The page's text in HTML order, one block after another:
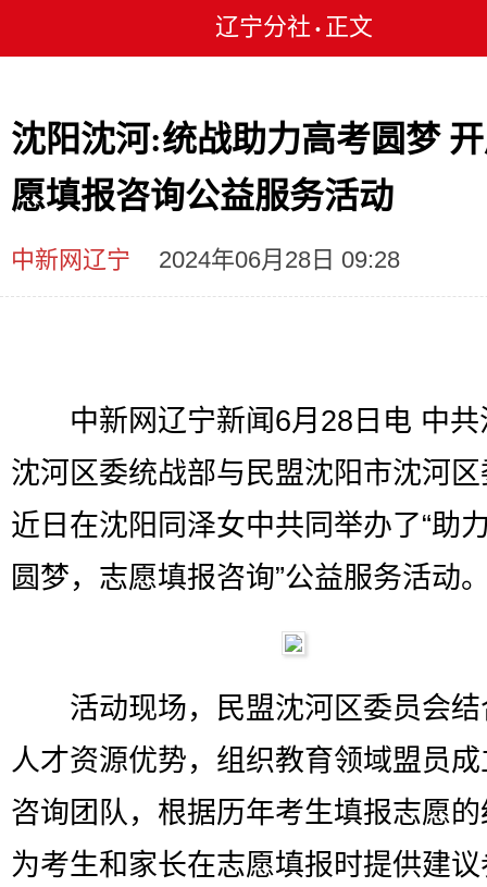
辽宁分社 • 正文
沈阳沈河:统战助力高考圆梦
愿填报咨询公益服务活动
中新网辽宁 2024年06月28日 09:28
中新网辽宁新闻6月28日电 中共
沈河区委统战部与民盟沈阳市沈河
近日在沈阳同泽女中共同举办了“助
圆梦，志愿填报咨询”公益服务活动
活动现场，民盟沈河区委员会结
人才资源优势，组织教育领域盟员
咨询团队，根据历年考生填报志愿
为考生和家长在志愿填报时提供建